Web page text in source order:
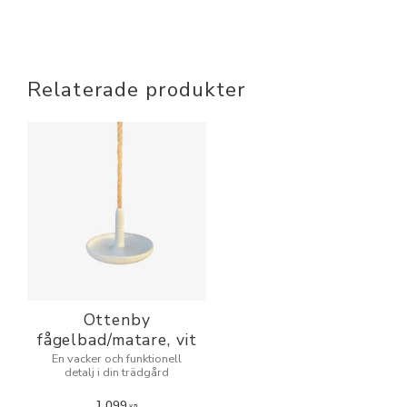
Relaterade produkter
Ottenby
fågelbad/matare, vit
En vacker och funktionell
detalj i din trädgård